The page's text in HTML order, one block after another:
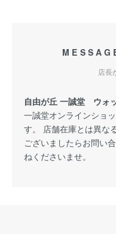
店長
自由が丘 一誠堂 ウォ
一誠堂オンラインショ
す。 店舗在庫とは異な
ございましたらお問い
ねくださいませ。